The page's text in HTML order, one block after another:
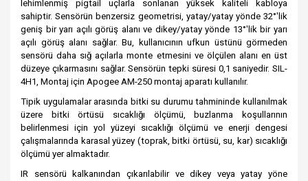
lehimlenmiş pigtail uçlarla sonlanan yüksek kaliteli kabloya
sahiptir. Sensörün benzersiz geometrisi, yatay/yatay yönde 32°'lik
geniş bir yarı açılı görüş alanı ve dikey/yatay yönde 13°'lik bir yarı
açılı görüş alanı sağlar. Bu, kullanıcının ufkun üstünü görmeden
sensörü daha sığ açılarla monte etmesini ve ölçülen alanı en üst
düzeye çıkarmasını sağlar. Sensörün tepki süresi 0,1 saniyedir. SIL-
4H1, Montaj için Apogee AM-250 montaj aparatı kullanılır.
Tipik uygulamalar arasında bitki su durumu tahmininde kullanılmak
üzere bitki örtüsü sıcaklığı ölçümü, buzlanma koşullarının
belirlenmesi için yol yüzeyi sıcaklığı ölçümü ve enerji dengesi
çalışmalarında karasal yüzey (toprak, bitki örtüsü, su, kar) sıcaklığı
ölçümü yer almaktadır.
IR sensörü kalkanından çıkarılabilir ve dikey veya yatay yöne